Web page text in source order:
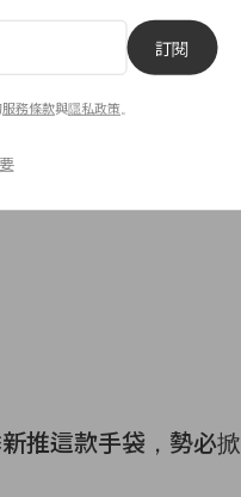
推這款手袋，勢必掀
訂閱
服務條款與隱私政策